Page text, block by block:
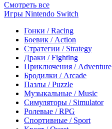
Смотреть все
Игры Nintendo Switch
Гонки / Racing
Боевик / Action
Стратегии / Strategy
Драки / Fighting
Приключения / Adventure
Бродилки / Arcade
Пазлы / Puzzle
Музыкальные / Music
Симуляторы / Simulator
Ролевые / RPG
Спортивные / Sport